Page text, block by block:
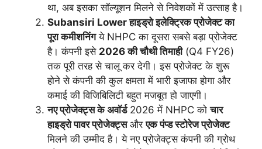
था, अब इसका सॉल्यूशन मिलने से निवेशकों में उत्साह है।
Subansiri Lower हाइड्रो इलेक्ट्रिक प्रोजेक्ट का
पूरा कमीशनिंगये NHPC का दूसरा सबसे बड़ा प्रोजेक्ट
है। कंपनी इसे 2026 की चौथी तिमाही(Q4 FY26)
तक पूरी तरह से चालू कर देगी। इस प्रोजेक्ट के शुरू
होने से कंपनी की कुल क्षमता में भारी इजाफा होगा और
कमाई की विजिबिलिटी बहुत मजबूत हो जाएगी।
नए प्रोजेक्ट्स के अवॉर्ड2026 में NHPC कोचार
हाइड्रो पावर प्रोजेक्ट्सऔरएक पंप्ड स्टोरेज प्रोजेक्ट
मिलने की उम्मीद है। ये नए प्रोजेक्ट्स कंपनी की ग्रोथ